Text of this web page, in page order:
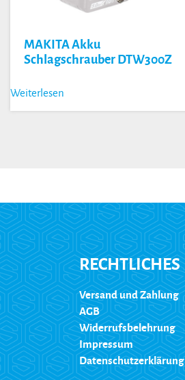
MAKITA Akku
Schlagschrauber DTW300Z
Weiterlesen
RECHTLICHES
Versand und Zahlung
AGB
Widerrufsbelehrung
Impressum
Datenschutzerklärung